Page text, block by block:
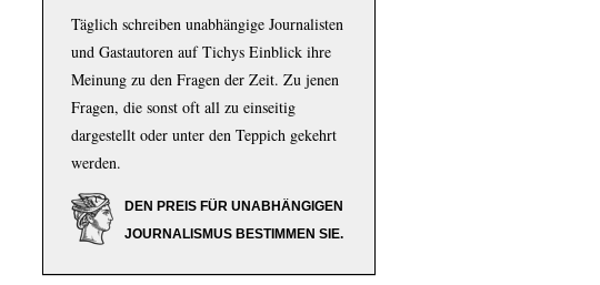
Täglich schreiben unabhängige Journalisten
und Gastautoren auf Tichys Einblick ihre
Meinung zu den Fragen der Zeit. Zu jenen
Fragen, die sonst oft all zu einseitig
dargestellt oder unter den Teppich gekehrt
werden.
DEN PREIS FÜR UNABHÄNGIGEN
JOURNALISMUS BESTIMMEN SIE.